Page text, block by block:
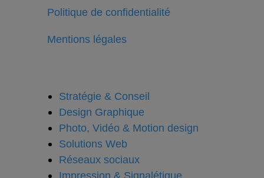
Politique de confidentialité
Mentions légales
Stratégie & Conseil
Design Graphique
Photo, Vidéo & Motion design
Solutions Web
Réseaux sociaux
Impression & Signalétique